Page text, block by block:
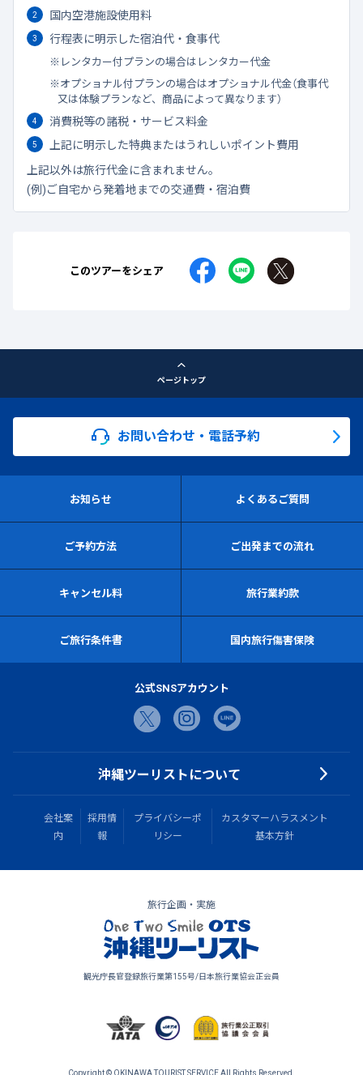
国内空港施設使用料
行程表に明示した宿泊代・食事代
レンタカー付プランの場合はレンタカー代金
オプショナル付プランの場合はオプショナル代金（食事代
又は体験プランなど、商品によって異なります）
消費税等の諸税・サービス料金
上記に明示した特典またはうれしいポイント費用
上記以外は旅行代金に含まれません。
(例)ご自宅から発着地までの交通費・宿泊費
このツアーをシェア
ページトップ
お問い合わせ・電話予約
お知らせ よくあるご質問
ご予約方法 ご出発までの流れ
キャンセル料 旅行業約款
ご旅行条件書 国内旅行傷害保険
公式SNSアカウント
沖縄ツーリストについて
会社案
内
採用情
報
プライバシーポ
リシー
カスタマーハラスメント
基本方針
旅行企画・実施
観光庁長官登録旅行業第155号/日本旅行業協会正会員
Copyright © OKINAWA TOURIST SERVICE All Rights Reserved.